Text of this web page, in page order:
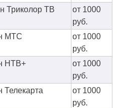
Триколор ТВ
от 1000
руб.
МТС
от 1000
руб.
НТВ+
от 1000
руб.
Телекарта
от 1000
руб.